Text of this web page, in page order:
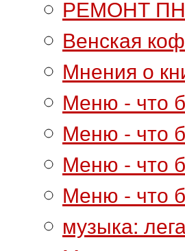
РЕМОНТ
Венская
Мнения о
Меню - что
Меню - что
Меню - что
Меню - что
музыка: